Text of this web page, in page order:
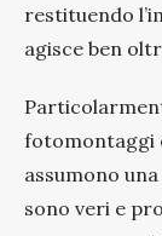
restituendo
agisce ben
fotomontaggi
assumono
sono veri e